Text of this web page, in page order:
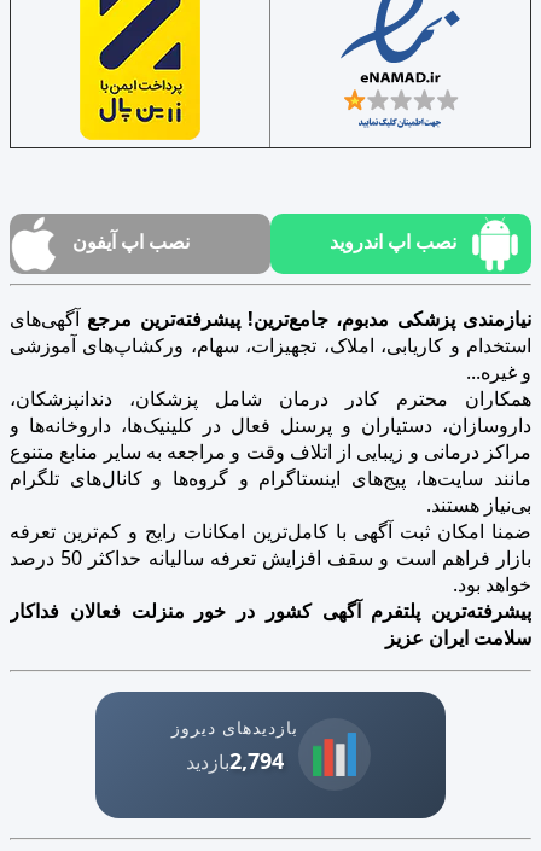
نصب اپ اندروید نصب اپ آیفون
نیازمندی پزشکی مدبوم، جامع‌ترین! پیشرفته‌ترین مرجع آگهی‌های
استخدام و کاریابی، املاک، تجهیزات، سهام، ورکشاپ‌های آموزشی
و غیره...
همکاران محترم کادر درمان شامل پزشکان، دندانپزشکان،
داروسازان، دستیاران و پرسنل فعال در کلینیک‌ها، داروخانه‌ها و
مراکز درمانی و زیبایی از اتلاف وقت و مراجعه به سایر منابع متنوع
مانند سایت‌ها، پیج‌های اینستاگرام و گروه‌ها و کانال‌های تلگرام
بی‌نیاز هستند.
ضمنا امکان ثبت آگهی با کامل‌ترین امکانات رایج و کم‌ترین تعرفه
بازار فراهم است و سقف افزایش تعرفه سالیانه حداکثر 50 درصد
خواهد بود.
پیشرفته‌ترین پلتفرم آگهی کشور در خور منزلت فعالان فداکار
سلامت ایران عزیز
بازدیدهای دیروز
2,794بازدید